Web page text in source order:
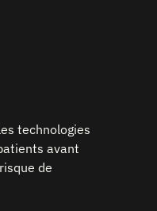
technologies
avant
de